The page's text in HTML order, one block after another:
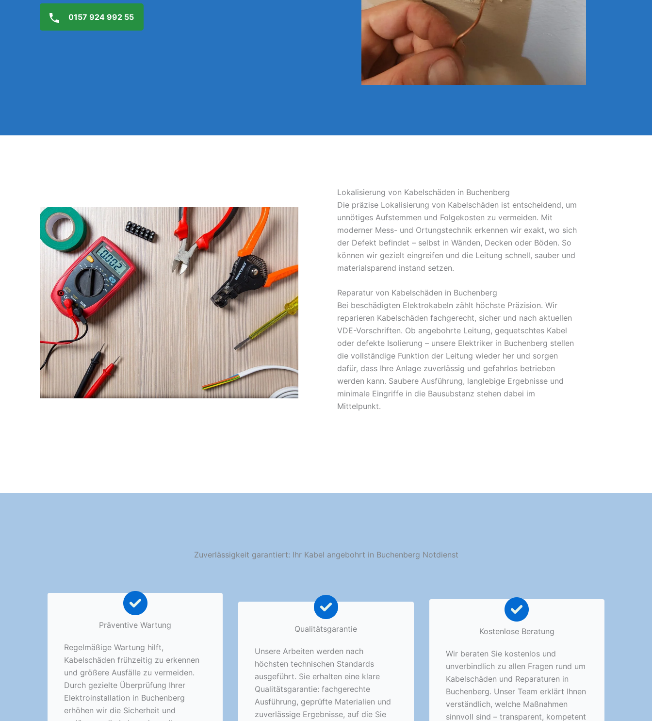
0157 924 992 55
Lokalisierung von Kabelschäden in Buchenberg
Die präzise Lokalisierung von Kabelschäden ist entscheidend, um
unnötiges Aufstemmen und Folgekosten zu vermeiden. Mit
moderner Mess- und Ortungstechnik erkennen wir exakt, wo sich
der Defekt befindet – selbst in Wänden, Decken oder Böden. So
können wir gezielt eingreifen und die Leitung schnell, sauber und
materialsparend instand setzen.
Reparatur von Kabelschäden in Buchenberg
Bei beschädigten Elektrokabeln zählt höchste Präzision. Wir
reparieren Kabelschäden fachgerecht, sicher und nach aktuellen
VDE-Vorschriften. Ob angebohrte Leitung, gequetschtes Kabel
oder defekte Isolierung – unsere Elektriker in Buchenberg stellen
die vollständige Funktion der Leitung wieder her und sorgen
dafür, dass Ihre Anlage zuverlässig und gefahrlos betrieben
werden kann. Saubere Ausführung, langlebige Ergebnisse und
minimale Eingriffe in die Bausubstanz stehen dabei im
Mittelpunkt.
Zuverlässigkeit garantiert: Ihr Kabel angebohrt in Buchenberg Notdienst
Präventive Wartung
Regelmäßige Wartung hilft,
Kabelschäden frühzeitig zu erkennen
und größere Ausfälle zu vermeiden.
Durch gezielte Überprüfung Ihrer
Elektroinstallation in Buchenberg
erhöhen wir die Sicherheit und
Qualitätsgarantie
Unsere Arbeiten werden nach
höchsten technischen Standards
ausgeführt. Sie erhalten eine klare
Qualitätsgarantie: fachgerechte
Ausführung, geprüfte Materialien und
zuverlässige Ergebnisse, auf die Sie
Kostenlose Beratung
Wir beraten Sie kostenlos und
unverbindlich zu allen Fragen rund um
Kabelschäden und Reparaturen in
Buchenberg. Unser Team erklärt Ihnen
verständlich, welche Maßnahmen
sinnvoll sind – transparent, kompetent